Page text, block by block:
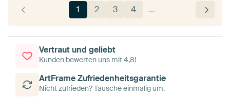
1 2 3 4 …
Vertraut und geliebt
Kunden bewerten uns mit 4,8!
ArtFrame Zufriedenheitsgarantie
Nicht zufrieden? Tausche einmalig um.